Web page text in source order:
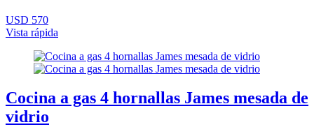
USD 570
Vista rápida
Cocina a gas 4 hornallas James mesada de
vidrio